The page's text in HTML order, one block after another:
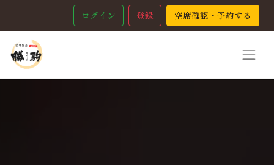
ログイン 登録 空席確認・予約する